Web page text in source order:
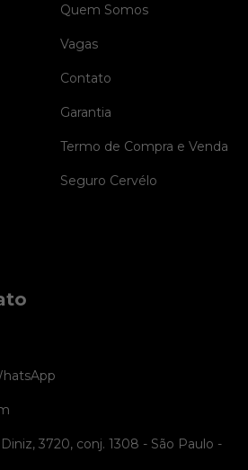
Quem Somos
Vagas
Contato
Garantia
Termo de Compra e Venda
Seguro Cervélo
3720, conj. 1308 - São Paulo -